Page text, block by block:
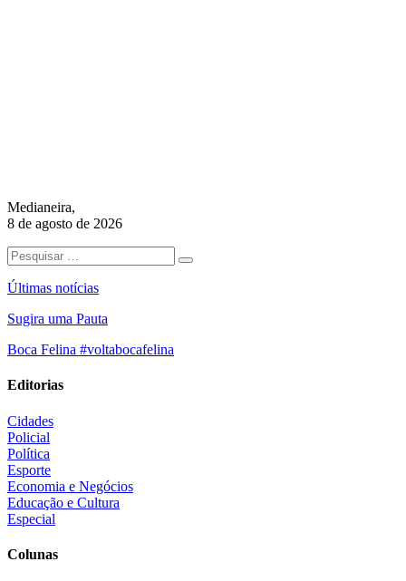
Medianeira,
8 de agosto de 2026
Últimas notícias
Sugira uma Pauta
Boca Felina #voltabocafelina
Editorias
Cidades
Policial
Política
Esporte
Economia e Negócios
Educação e Cultura
Especial
Colunas